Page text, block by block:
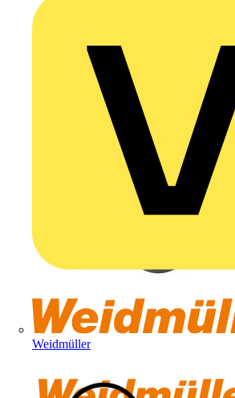
Weidmüller